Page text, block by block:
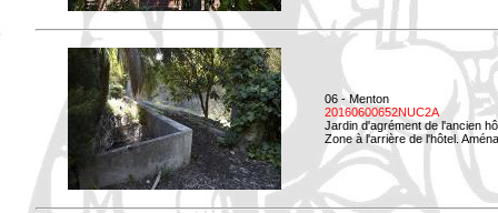
06 - Menton
20160600652NUC2A
Jardin d'agrément de l'ancien
Zone à l'arrière de l'hôtel.